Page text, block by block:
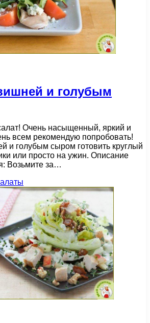
и голубым
Очень насыщенный, яркий и
всем рекомендую попробовать!
и голубым сыром готовить круглый
или просто на ужин. Описание
Возьмите за…